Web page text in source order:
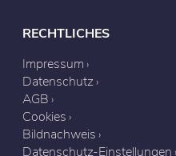
RECHTLICHES
Impressum
Datenschutz
AGB
Cookies
Bildnachweis
Datenschutz-Einstellungen